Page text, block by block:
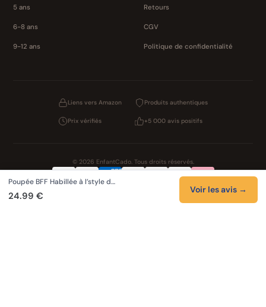
5 ans
6-8 ans
9-12 ans
Retours
CGV
Politique de confidentialité
Liens vers Amazon Produits authentiques
Prix vérifiés +5 000 avis positifs
© 2026 EnfantCado. Tous droits réservés.
ConfidentialitéCGV Mentions légales
Poupée BFF Habillée à l’style d…
24.99 €
Voir les avis →